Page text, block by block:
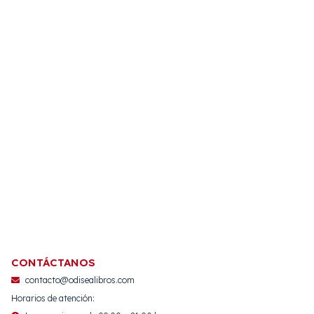
CONTÁCTANOS
contacto@odisealibros.com
Horarios de atención: